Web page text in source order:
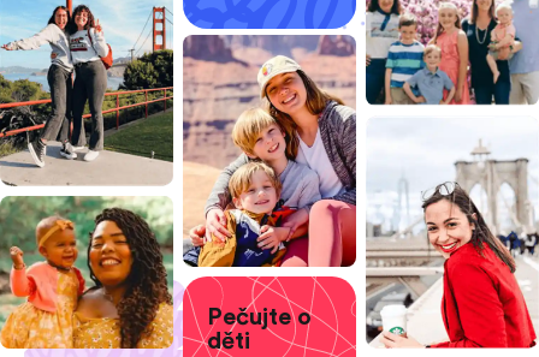
Pečujte o
děti